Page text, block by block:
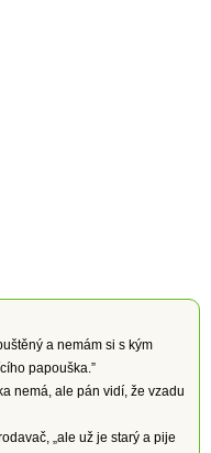
a nemám si s kým
papouška.”
nemá, ale pán vidí, že vzadu
„ale už je starý a pije